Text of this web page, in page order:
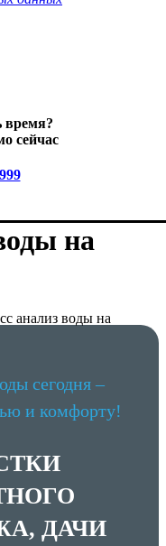
время?
сейчас
на
анализ воды на
сегодня –
и комфорту!
ДАЧИ